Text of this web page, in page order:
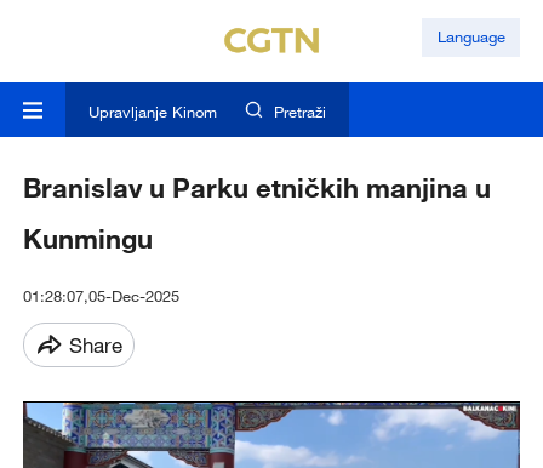
Language
Upravljanje Kinom Pretraži
Branislav u Parku etničkih manjina u
Kunmingu
01:28:07,05-Dec-2025
Share